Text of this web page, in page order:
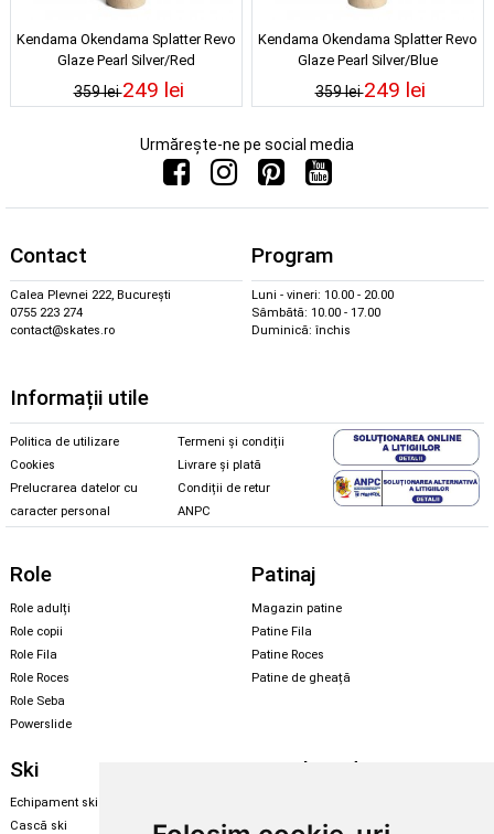
Kendama Okendama Splatter Revo
Glaze Pearl Silver/Red
359 lei249 lei
Kendama Okendama Splatter Revo
Glaze Pearl Silver/Blue
359 lei249 lei
Urmărește-ne pe social media
Contact
Calea Plevnei 222, București
0755 223 274
contact@skates.ro
Program
Luni - vineri: 10.00 - 20.00
Sâmbătă: 10.00 - 17.00
Duminică: închis
Informații utile
Politica de utilizare
Cookies
Prelucrarea datelor cu
caracter personal
Termeni și condiții
Livrare și plată
Condiții de retur
ANPC
Role
Role adulți
Role copii
Role Fila
Role Roces
Role Seba
Powerslide
Patinaj
Magazin patine
Patine Fila
Patine Roces
Patine de gheață
Ski
Echipament ski
Cască ski
Snowboard
Echipament snowboard